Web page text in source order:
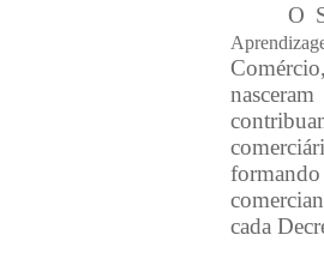
O
cada